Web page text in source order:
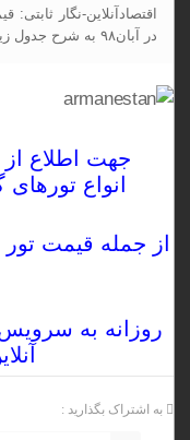
اقتصادآنلاین-نگار ثابتی:
در آبان۹۸ به شرح جدول زیر است؛
جهت اطلاع از
انواعتورهای
از جملهقیمت تور
روزانه به سرویس
آنلاین
به اشتراک بگذارید :